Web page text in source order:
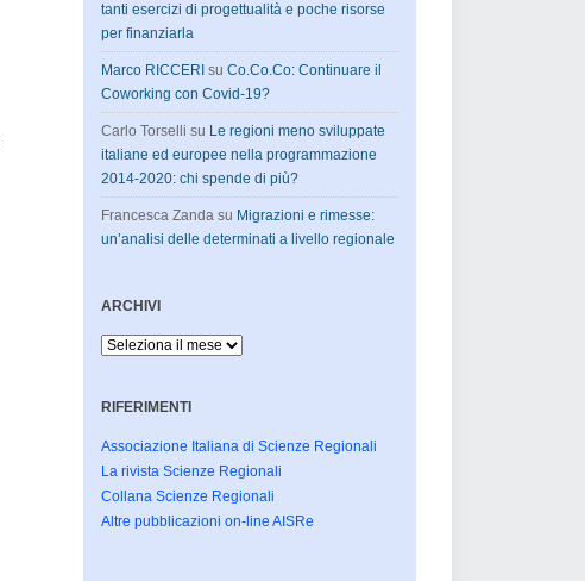
tanti esercizi di progettualità e poche risorse
per finanziarla
Marco RICCERI su Co.Co.Co: Continuare il
Coworking con Covid-19?
Carlo Torselli su Le regioni meno sviluppate
italiane ed europee nella programmazione
2014-2020: chi spende di più?
Francesca Zanda su Migrazioni e rimesse:
un’analisi delle determinati a livello regionale
ARCHIVI
Archivi
RIFERIMENTI
Associazione Italiana di Scienze Regionali
La rivista Scienze Regionali
Collana Scienze Regionali
Altre pubblicazioni on-line AISRe